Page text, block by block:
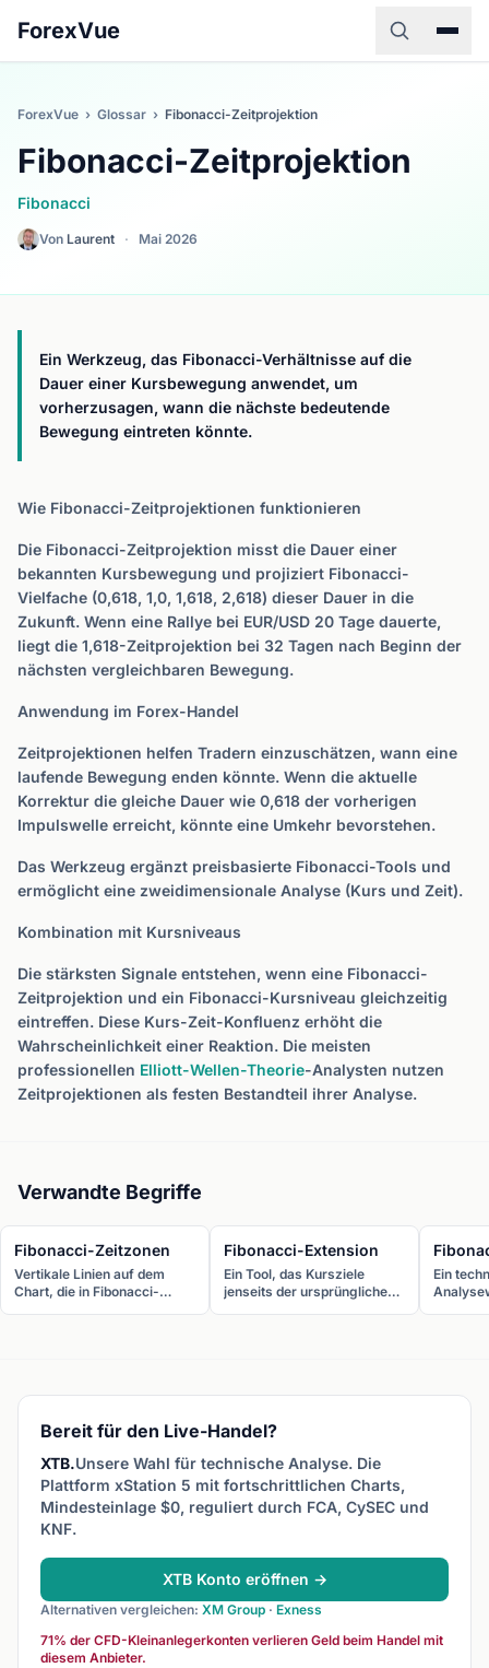
ForexVue
ForexVue › Glossar › Fibonacci-Zeitprojektion
Fibonacci-Zeitprojektion
Fibonacci
Von Laurent · Mai 2026
Ein Werkzeug, das Fibonacci-Verhältnisse auf die
Dauer einer Kursbewegung anwendet, um
vorherzusagen, wann die nächste bedeutende
Bewegung eintreten könnte.
Wie Fibonacci-Zeitprojektionen funktionieren
Die Fibonacci-Zeitprojektion misst die Dauer einer
bekannten Kursbewegung und projiziert Fibonacci-
Vielfache (0,618, 1,0, 1,618, 2,618) dieser Dauer in die
Zukunft. Wenn eine Rallye bei EUR/USD 20 Tage dauerte,
liegt die 1,618-Zeitprojektion bei 32 Tagen nach Beginn der
nächsten vergleichbaren Bewegung.
Anwendung im Forex-Handel
Zeitprojektionen helfen Tradern einzuschätzen, wann eine
laufende Bewegung enden könnte. Wenn die aktuelle
Korrektur die gleiche Dauer wie 0,618 der vorherigen
Impulswelle erreicht, könnte eine Umkehr bevorstehen.
Das Werkzeug ergänzt preisbasierte Fibonacci-Tools und
ermöglicht eine zweidimensionale Analyse (Kurs und Zeit).
Kombination mit Kursniveaus
Die stärksten Signale entstehen, wenn eine Fibonacci-
Zeitprojektion und ein Fibonacci-Kursniveau gleichzeitig
eintreffen. Diese Kurs-Zeit-Konfluenz erhöht die
Wahrscheinlichkeit einer Reaktion. Die meisten
professionellen Elliott-Wellen-Theorie-Analysten nutzen
Zeitprojektionen als festen Bestandteil ihrer Analyse.
Verwandte Begriffe
Fibonacci-Zeitzonen
Vertikale Linien auf dem
Chart, die in Fibonacci-
Fibonacci-Extension
Ein Tool, das Kursziele
jenseits der ursprünglichen
setzen.
Ein
Bereit für den Live-Handel?
XTB.Unsere Wahl für technische Analyse. Die
Plattform xStation 5 mit fortschrittlichen Charts,
Mindesteinlage $0, reguliert durch FCA, CySEC und
KNF.
XTB Konto eröffnen →
Alternativen vergleichen: XM Group · Exness
71% der CFD-Kleinanlegerkonten verlieren Geld beim Handel mit
diesem Anbieter.